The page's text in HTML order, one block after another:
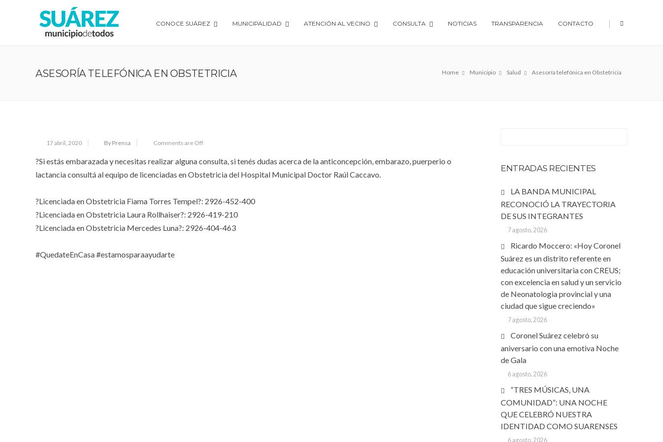
CONOCE SUÁREZ MUNICIPALIDAD ATENCIÓN AL VECINO CONSULTA NOTICIAS TRANSPARENCIA CONTACTO |
Home Municipio Salud Asesoría telefónica en Obstetricia
ASESORÍA TELEFÓNICA EN OBSTETRICIA
17 abril, 2020 By Prensa Comments are Off
?Si estás embarazada y necesitas realizar alguna consulta, si tenés dudas acerca de la anticoncepción, embarazo, puerperio o
lactancia consultá al equipo de licenciadas en Obstetricia del Hospital Municipal Doctor Raúl Caccavo.
?Licenciada en Obstetricia Fiama Torres Tempel?: 2926-452-400⠀
?Licenciada en Obstetricia Laura Rollhaiser?: 2926-419-210⠀
?Licenciada en Obstetricia Mercedes Luna?: 2926-404-463⠀
#QuedateEnCasa#estamosparaayudarte
ENTRADAS RECIENTES
LA BANDA MUNICIPAL
RECONOCIÓ LA TRAYECTORIA
DE SUS INTEGRANTES
7 agosto, 2026
Ricardo Moccero: «Hoy Coronel
Suárez es un distrito referente en
educación universitaria con CREUS;
con excelencia en salud y un servicio
de Neonatologia provincial y una
ciudad que sigue creciendo»
7 agosto, 2026
Coronel Suárez celebró su
aniversario con una emotiva Noche
de Gala
6 agosto, 2026
“TRES MÚSICAS, UNA
COMUNIDAD”: UNA NOCHE
QUE CELEBRÓ NUESTRA
IDENTIDAD COMO SUARENSES
6 agosto, 2026